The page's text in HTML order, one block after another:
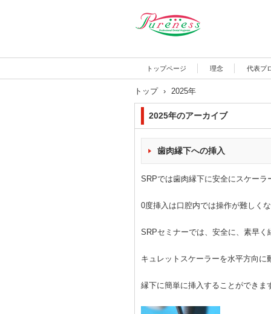
トップページ 理念 代表プ
トップ › 2025年
2025年のアーカイブ
歯肉縁下への挿入
SRPでは歯肉縁下に安全にスケー
0度挿入は口腔内では操作が難しく
SRPセミナーでは、安全に、素早
キュレットスケーラーを水平方向に
縁下に簡単に挿入することができま